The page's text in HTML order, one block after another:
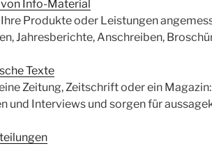
Info-Material
Produkte oder Leistungen
Jahresberichte, Anschreiben,
Texte
Zeitung, Zeitschrift oder ein
und Interviews und sorgen für